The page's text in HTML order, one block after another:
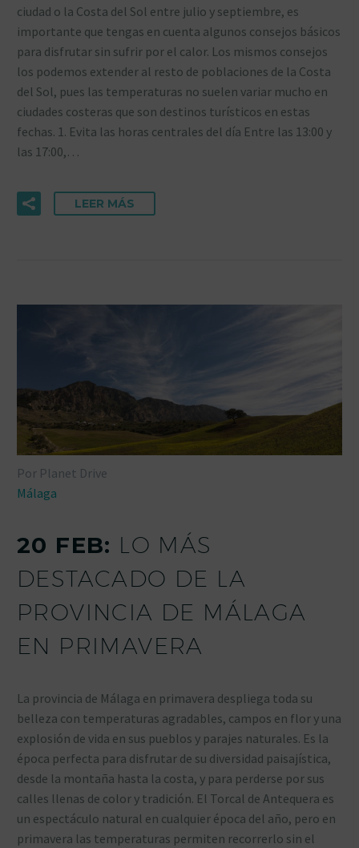
ciudad o la Costa del Sol entre julio y septiembre, es
importante que tengas en cuenta algunos consejos básicos
para disfrutar sin sufrir por el calor. Los mismos consejos
los podemos extender al resto de poblaciones de la Costa
del Sol, pues las temperaturas no suelen variar mucho en
ciudades costeras que son destinos turísticos en estas
fechas. 1. Evita las horas centrales del día Entre las 13:00 y
las 17:00,…
LEER MÁS
Por Planet Drive
Málaga
20 FEB: LO MÁS
DESTACADO DE LA
PROVINCIA DE MÁLAGA
EN PRIMAVERA
La provincia de Málaga en primavera despliega toda su
belleza con temperaturas agradables, campos en flor y una
explosión de vida en sus pueblos y parajes naturales. Es la
época perfecta para disfrutar de su diversidad paisajística,
desde la montaña hasta la costa, y para perderse por sus
calles llenas de color y tradición. El Torcal de Antequera es
un espectáculo natural en cualquier época del año, pero en
primavera las temperaturas permiten recorrerlo sin el